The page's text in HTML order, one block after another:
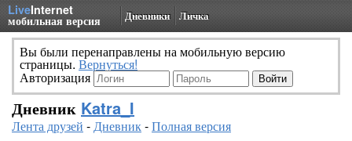
LiveInternet
мобильная версия Дневники Личка
Вы были перенаправлены на мобильную версию
страницы. Вернуться!
Авторизация
Дневник Katra_I
Лента друзей -Дневник-Полная версия